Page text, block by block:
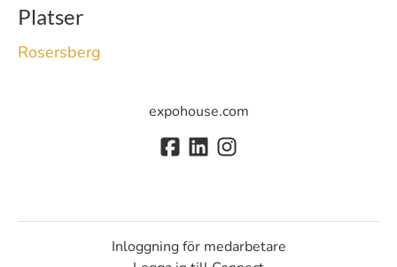
Platser
Rosersberg
expohouse.com
Inloggning för medarbetare